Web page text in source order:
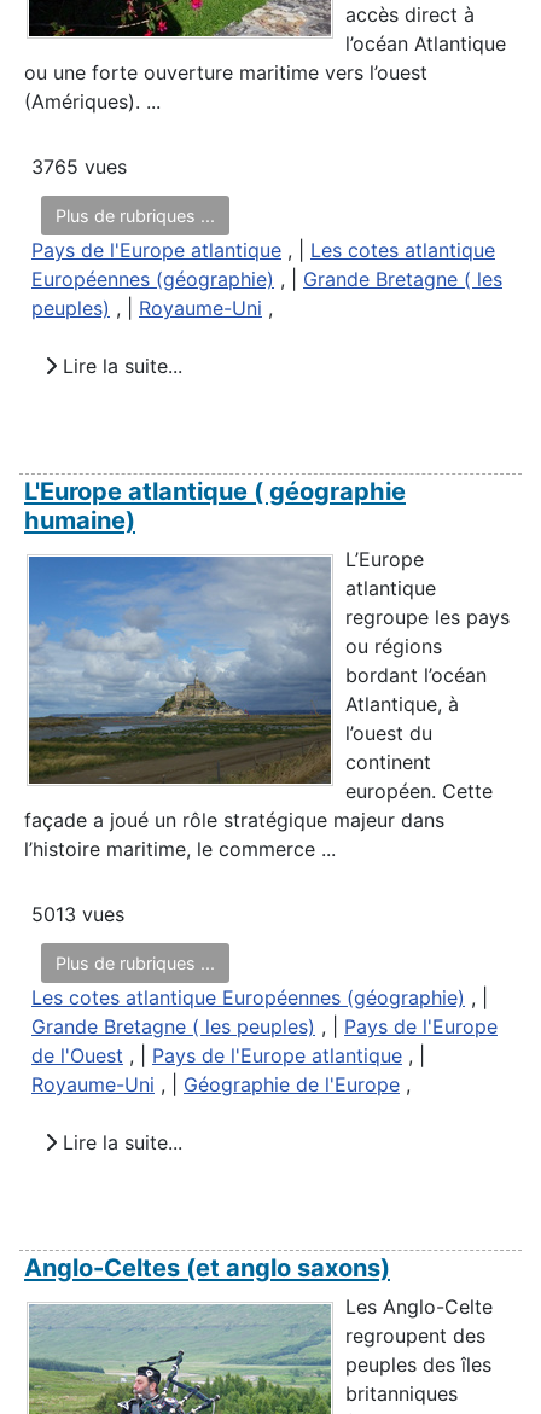
accès direct à
l’océan Atlantique
ou une forte ouverture maritime vers l’ouest
(Amériques). ...
3765 vues
Plus de rubriques ...
Pays de l'Europe atlantique , | Les cotes atlantique
Européennes (géographie) , | Grande Bretagne ( les
peuples) , | Royaume-Uni ,
Lire la suite...
L'Europe atlantique ( géographie
humaine)
L’Europe
atlantique
regroupe les pays
ou régions
bordant l’océan
Atlantique, à
l’ouest du
continent
européen. Cette
façade a joué un rôle stratégique majeur dans
l’histoire maritime, le commerce ...
5013 vues
Plus de rubriques ...
Les cotes atlantique Européennes (géographie) , |
Grande Bretagne ( les peuples) , | Pays de l'Europe
de l'Ouest , | Pays de l'Europe atlantique , |
Royaume-Uni , | Géographie de l'Europe ,
Lire la suite...
Anglo-Celtes (et anglo saxons)
Les Anglo-Celte
regroupent des
peuples des îles
britanniques